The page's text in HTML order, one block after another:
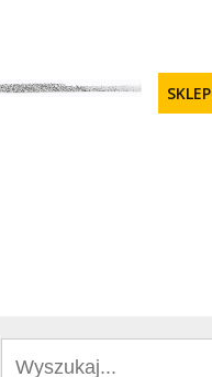
SKLEP
Search
for: